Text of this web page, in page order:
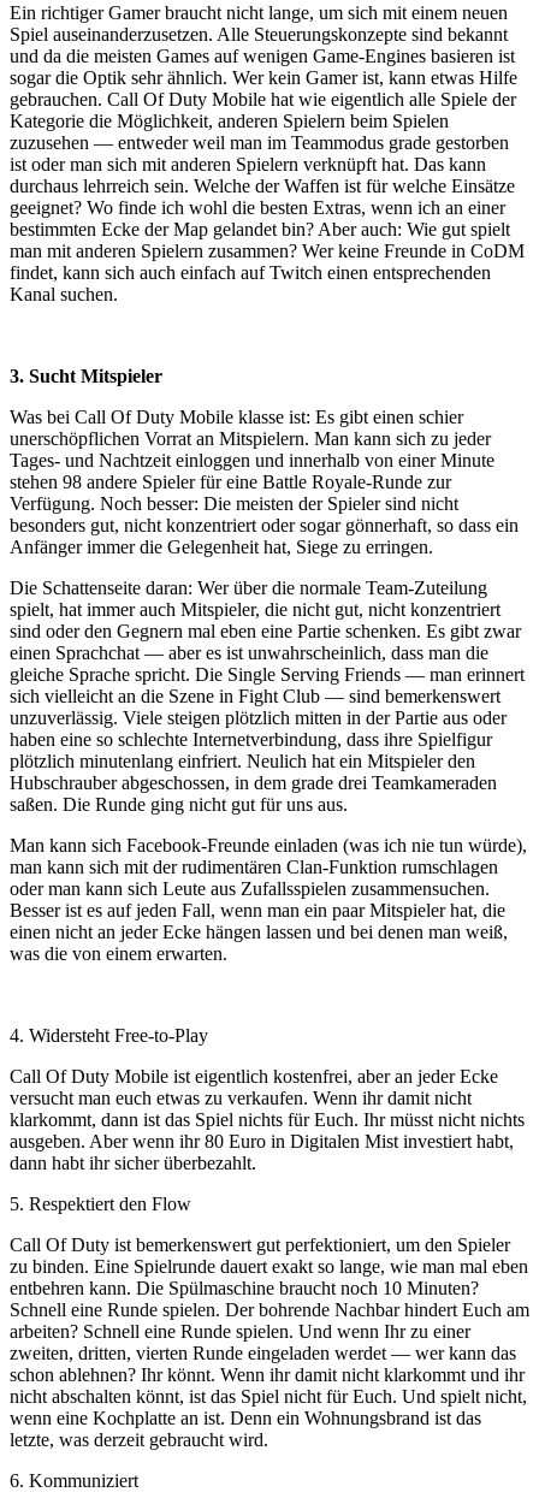
Ein richtiger Gamer braucht nicht lange, um sich mit einem neuen
Spiel auseinanderzusetzen. Alle Steuerungskonzepte sind bekannt
und da die meisten Games auf wenigen Game-Engines basieren ist
sogar die Optik sehr ähnlich. Wer kein Gamer ist, kann etwas Hilfe
gebrauchen. Call Of Duty Mobile hat wie eigentlich alle Spiele der
Kategorie die Möglichkeit, anderen Spielern beim Spielen
zuzusehen — entweder weil man im Teammodus grade gestorben
ist oder man sich mit anderen Spielern verknüpft hat. Das kann
durchaus lehrreich sein. Welche der Waffen ist für welche Einsätze
geeignet? Wo finde ich wohl die besten Extras, wenn ich an einer
bestimmten Ecke der Map gelandet bin? Aber auch: Wie gut spielt
man mit anderen Spielern zusammen? Wer keine Freunde in CoDM
findet, kann sich auch einfach auf Twitch einen entsprechenden
Kanal suchen.
3. Sucht Mitspieler
Was bei Call Of Duty Mobile klasse ist: Es gibt einen schier
unerschöpflichen Vorrat an Mitspielern. Man kann sich zu jeder
Tages- und Nachtzeit einloggen und innerhalb von einer Minute
stehen 98 andere Spieler für eine Battle Royale-Runde zur
Verfügung. Noch besser: Die meisten der Spieler sind nicht
besonders gut, nicht konzentriert oder sogar gönnerhaft, so dass ein
Anfänger immer die Gelegenheit hat, Siege zu erringen.
Die Schattenseite daran: Wer über die normale Team-Zuteilung
spielt, hat immer auch Mitspieler, die nicht gut, nicht konzentriert
sind oder den Gegnern mal eben eine Partie schenken. Es gibt zwar
einen Sprachchat — aber es ist unwahrscheinlich, dass man die
gleiche Sprache spricht. Die Single Serving Friends — man erinnert
sich vielleicht an die Szene in Fight Club — sind bemerkenswert
unzuverlässig. Viele steigen plötzlich mitten in der Partie aus oder
haben eine so schlechte Internetverbindung, dass ihre Spielfigur
plötzlich minutenlang einfriert. Neulich hat ein Mitspieler den
Hubschrauber abgeschossen, in dem grade drei Teamkameraden
saßen. Die Runde ging nicht gut für uns aus.
Man kann sich Facebook-Freunde einladen (was ich nie tun würde),
man kann sich mit der rudimentären Clan-Funktion rumschlagen
oder man kann sich Leute aus Zufallsspielen zusammensuchen.
Besser ist es auf jeden Fall, wenn man ein paar Mitspieler hat, die
einen nicht an jeder Ecke hängen lassen und bei denen man weiß,
was die von einem erwarten.
4. Widersteht Free-to-Play
Call Of Duty Mobile ist eigentlich kostenfrei, aber an jeder Ecke
versucht man euch etwas zu verkaufen. Wenn ihr damit nicht
klarkommt, dann ist das Spiel nichts für Euch. Ihr müsst nicht nichts
ausgeben. Aber wenn ihr 80 Euro in Digitalen Mist investiert habt,
dann habt ihr sicher überbezahlt.
5. Respektiert den Flow
Call Of Duty ist bemerkenswert gut perfektioniert, um den Spieler
zu binden. Eine Spielrunde dauert exakt so lange, wie man mal eben
entbehren kann. Die Spülmaschine braucht noch 10 Minuten?
Schnell eine Runde spielen. Der bohrende Nachbar hindert Euch am
arbeiten? Schnell eine Runde spielen. Und wenn Ihr zu einer
zweiten, dritten, vierten Runde eingeladen werdet — wer kann das
schon ablehnen? Ihr könnt. Wenn ihr damit nicht klarkommt und ihr
nicht abschalten könnt, ist das Spiel nicht für Euch. Und spielt nicht,
wenn eine Kochplatte an ist. Denn ein Wohnungsbrand ist das
letzte, was derzeit gebraucht wird.
6. Kommuniziert